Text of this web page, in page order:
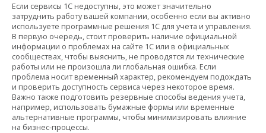
Если сервисы 1С недоступны, это может значительно
затруднить работу вашей компании, особенно если вы активно
используете программные решения 1С для учета и управления.
В первую очередь, стоит проверить наличие официальной
информации о проблемах на сайте 1С или в официальных
сообществах, чтобы выяснить, не проводятся ли технические
работы или не произошла ли глобальная ошибка. Если
проблема носит временный характер, рекомендуем подождать
и проверить доступность сервиса через некоторое время.
Важно также подготовить резервные способы ведения учета,
например, использовать бумажные формы или временные
альтернативные программы, чтобы минимизировать влияние
на бизнес-процессы.